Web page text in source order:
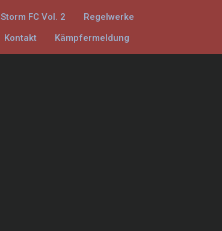
Storm FC Vol. 2
Regelwerke
Kontakt Kämpfermeldung